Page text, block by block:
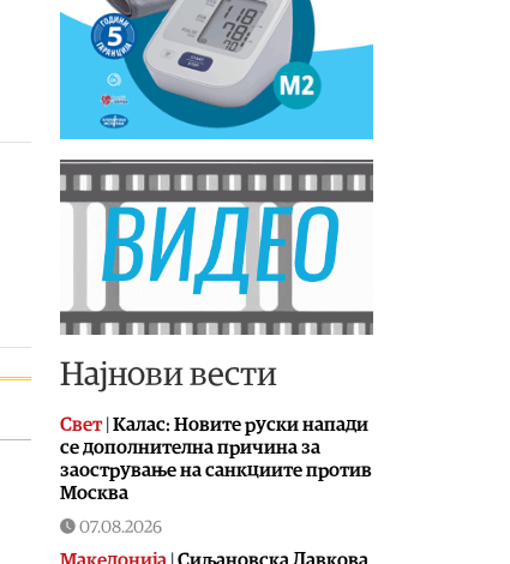
Најнови вести
Свет| Калас: Новите руски напади
се дополнителна причина за
заострување на санкциите против
Москва
07.08.2026
Македонија | Сиљановска Давкова